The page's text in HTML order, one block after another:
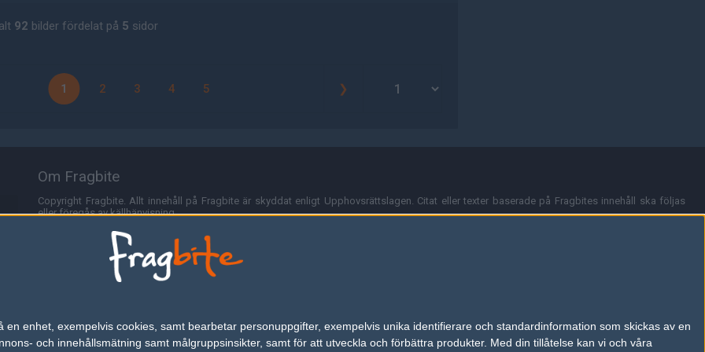
enhet, exempelvis cookies, samt bearbetar personuppgifter, exempelvis unika identifierare och standardinformation som skickas av en
och innehållsmätning samt målgruppsinsikter, samt för att utveckla och förbättra produkter. Med din tillåtelse kan vi och våra
92 bilder fördelat på 5 sidor
1 2 3 4 5 ❯
Om Fragbite
Copyright Fragbite. Allt innehåll på Fragbite är skyddat enligt Upphovsrättslagen. Citat eller texter baserade på Fragbites innehåll ska följas
eller föregås av källhänvisning.
Alla åsikter uttryckta på Fragbite representerar varje enskild skribent och överensstämmer inte nödvändigtvis med Fragbites åsikter.
Programmering och design av Fredric Bohlin. För frågor rörande sajten kan du skicka iväg ett email till
Fragbite använder cookies för att spara användarspecifik information så som t.ex. användarnamn. Cookies sparas även när man deltar i
omröstningar och för att föra statistik. För att slippa cookies kan du stänga av cookies i din webbläsares inställningar eller välja att inte
besöka Fragbite. Den här textraden finns här på grund av lagen om elektronisk kommunikation som trädde i kraft 25 juli 2003.